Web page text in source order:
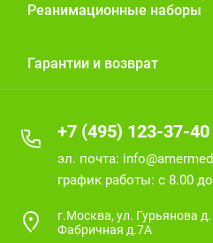
Реанимационные наборы
Гарантии и возврат
+7 (495) 123-37-40
эл. почта:
график работы: с 8.00
г.Москва, ул. Гурьянова
Фабричная д.7А